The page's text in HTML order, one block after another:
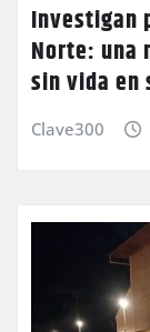
Investigan
Norte: una
sin vida en
Clave300